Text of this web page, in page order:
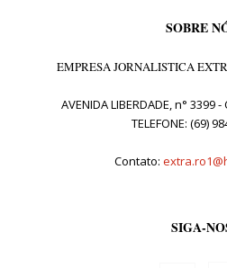
SOBRE
EMPRESA JORNALISTICA
AVENIDA LIBERDADE, n° 3399 -
TELEFONE: (69)
Contato:
SIGA-